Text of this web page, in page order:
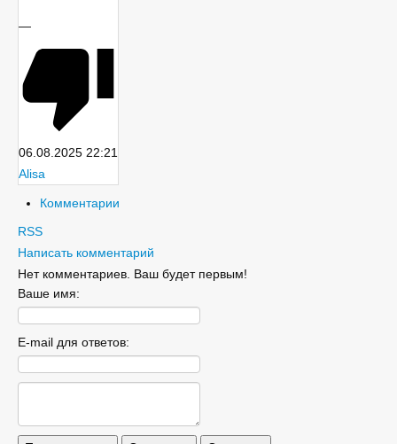
—
06.08.2025 22:21
Alisa
Комментарии
RSS
Написать комментарий
Нет комментариев. Ваш будет первым!
Ваше имя:
E-mail для ответов: